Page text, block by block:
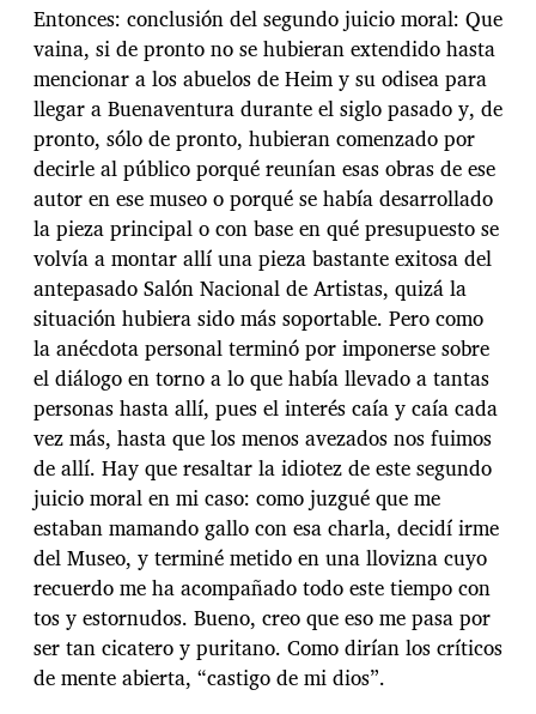
Entonces: conclusión del segundo juicio moral: Que
vaina, si de pronto no se hubieran extendido hasta
mencionar a los abuelos de Heim y su odisea para
llegar a Buenaventura durante el siglo pasado y, de
pronto, sólo de pronto, hubieran comenzado por
decirle al público porqué reunían esas obras de ese
autor en ese museo o porqué se había desarrollado
la pieza principal o con base en qué presupuesto se
volvía a montar allí una pieza bastante exitosa del
antepasado Salón Nacional de Artistas, quizá la
situación hubiera sido más soportable. Pero como
la anécdota personal terminó por imponerse sobre
el diálogo en torno a lo que había llevado a tantas
personas hasta allí, pues el interés caía y caía cada
vez más, hasta que los menos avezados nos fuimos
de allí. Hay que resaltar la idiotez de este segundo
juicio moral en mi caso: como juzgué que me
estaban mamando gallo con esa charla, decidí irme
del Museo, y terminé metido en una llovizna cuyo
recuerdo me ha acompañado todo este tiempo con
tos y estornudos. Bueno, creo que eso me pasa por
ser tan cicatero y puritano. Como dirían los críticos
de mente abierta, “castigo de mi dios”.